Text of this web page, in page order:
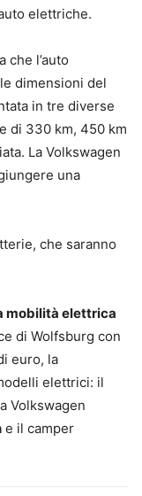
elettriche.
che l’auto
dimensioni del
in tre diverse
di 330 km, 450 km
La Volkswagen
una
che saranno
mobilità elettrica
di Wolfsburg con
euro, la
elettrici: il
Volkswagen
e il camper